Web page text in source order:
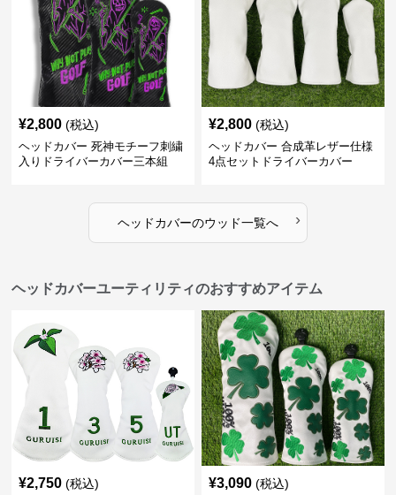
¥2,800 (税込)
ヘッドカバー 死神モチーフ刺繍
入りドライバーカバー三本組
¥2,800 (税込)
ヘッドカバー 合成革レザー仕様
4点セットドライバーカバー
ヘッドカバーのウッド一覧へ ›
ヘッドカバーユーティリティのおすすめアイテム
¥2,750 (税込) ¥3,090 (税込)